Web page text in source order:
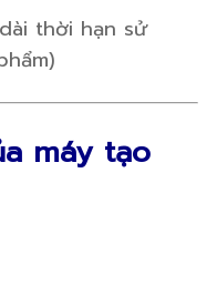
thời hạn sử
máy tạo